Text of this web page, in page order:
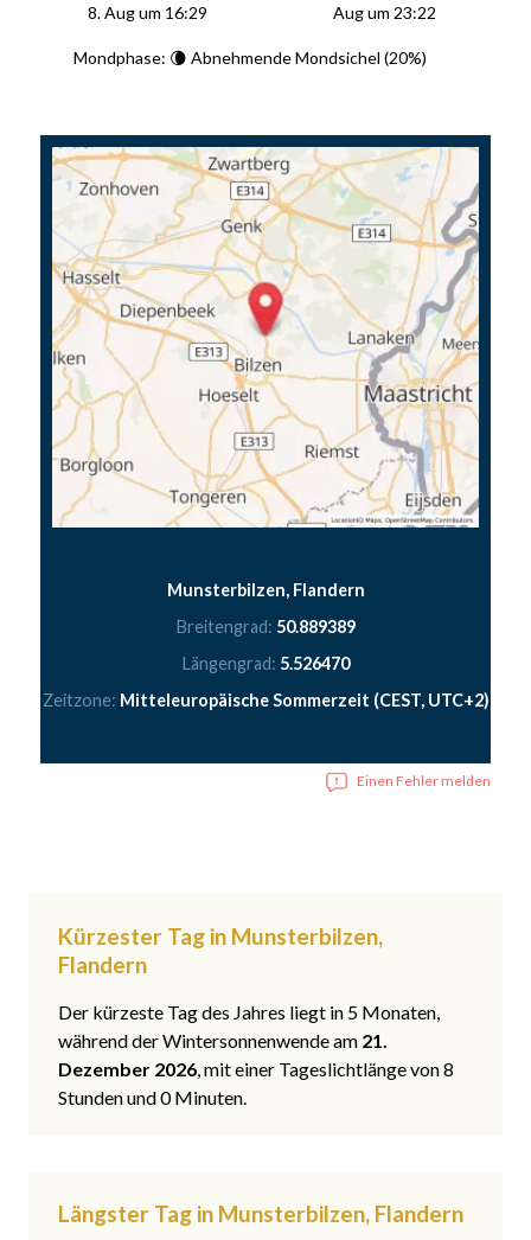
8. Aug um 16:29
Aug um 23:22
Mondphase: 🌘 Abnehmende Mondsichel (20%)
Munsterbilzen, Flandern
Breitengrad: 50.889389
Längengrad: 5.526470
Zeitzone: Mitteleuropäische Sommerzeit (CEST, UTC+2)
Einen Fehler melden
Kürzester Tag in Munsterbilzen,
Flandern
Der kürzeste Tag des Jahres liegt in 5 Monaten,
während der Wintersonnenwende am 21.
Dezember 2026, mit einer Tageslichtlänge von 8
Stunden und 0 Minuten.
Längster Tag in Munsterbilzen, Flandern